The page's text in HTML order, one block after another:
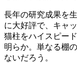
長年の研究成果を
に大好評で、キャ
猫柱をハイスピー
明らか。単なる棚
ないだろう。